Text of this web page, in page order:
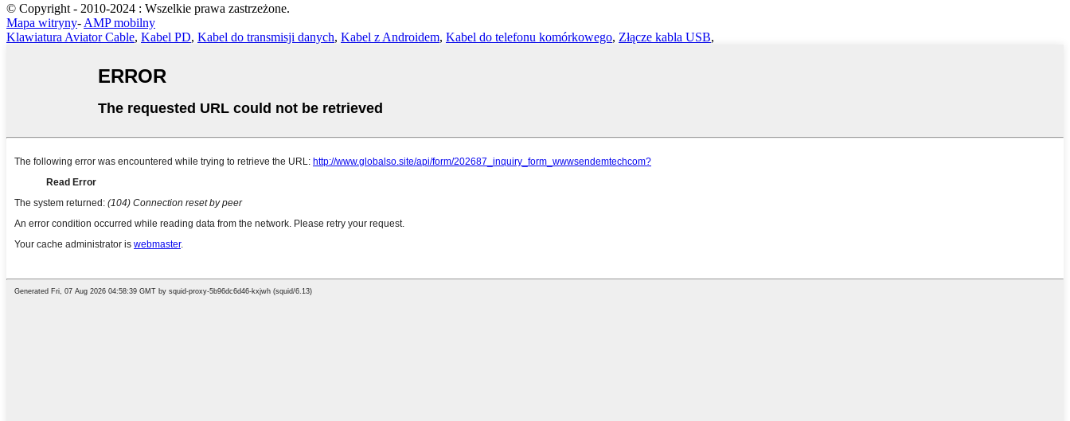
© Copyright - 2010-2024 : Wszelkie prawa zastrzeżone.
Mapa witryny- AMP mobilny
Klawiatura Aviator Cable, Kabel PD, Kabel do transmisji danych, Kabel z Androidem, Kabel do telefonu komórkowego, Złącze kabla USB,